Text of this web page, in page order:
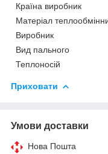
Країна виробник
Матеріал
Виробник
Вид пального
Теплоносій
Приховати
Умови доставки
Нова Пошта